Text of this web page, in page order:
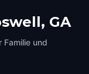
GA
Familie und